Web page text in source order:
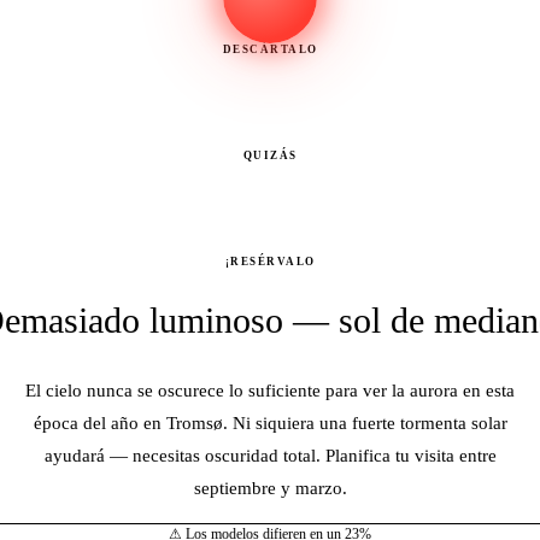
DESCÁRTALO
QUIZÁS
¡RESÉRVALO
luminoso — sol de
El cielo nunca se oscurece lo suficiente para ver la aurora en esta
época del año en Tromsø. Ni siquiera una fuerte tormenta solar
ayudará — necesitas oscuridad total. Planifica tu visita entre
septiembre y marzo.
⚠ Los modelos difieren en un 23%